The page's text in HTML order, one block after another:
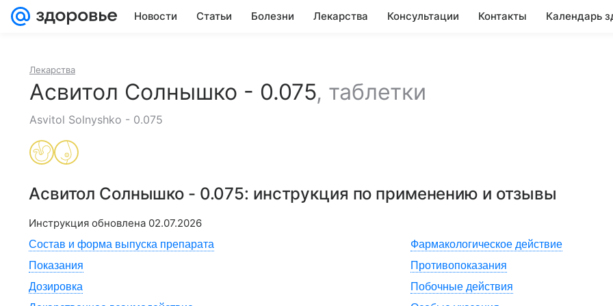
Новости Статьи Болезни Лекарства Консультации Контакты Календарь
Лекарства
Асвитол Солнышко - 0.075, таблетки
Asvitol Solnyshko - 0.075
Асвитол Солнышко - 0.075: инструкция по применению и отзывы
Инструкция обновлена 02.07.2026
Состав и форма выпуска препарата
Фармакологическое действие
Показания
Противопоказания
Дозировка
Побочные действия